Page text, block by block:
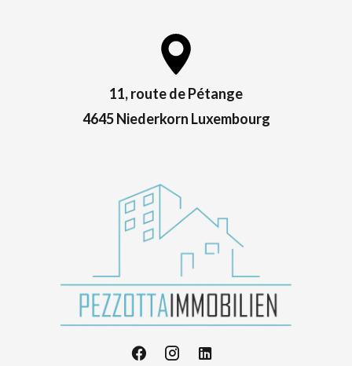
11, route de Pétange
4645 Niederkorn Luxembourg